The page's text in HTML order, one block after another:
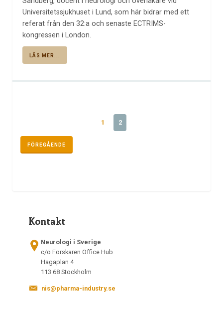
Universitetssjukhuset i Lund, som här bidrar med ett
referat från den 32:a och senaste ECTRIMS-
kongressen i London.
LÄS MER...
FÖREGÅENDE
1 2
Kontakt
Neurologi i Sverige
c/o Forskaren Office Hub
Hagaplan 4
113 68 Stockholm
nis@pharma-industry.se